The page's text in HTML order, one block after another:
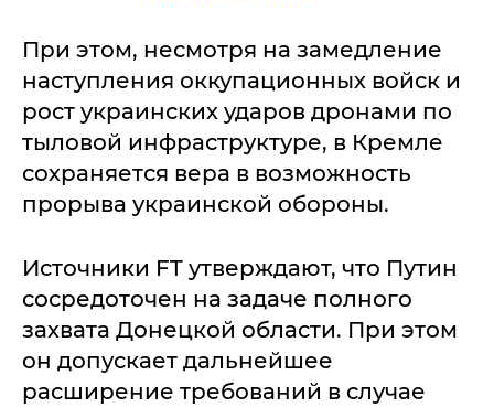
При этом, несмотря на замедление
наступления оккупационных войск и
рост украинских ударов дронами по
тыловой инфраструктуре, в Кремле
сохраняется вера в возможность
прорыва украинской обороны.
Источники FT утверждают, что Путин
сосредоточен на задаче полного
захвата Донецкой области. При этом
он допускает дальнейшее
расширение требований в случае